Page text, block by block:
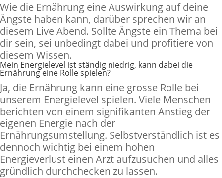
Wie die Ernährung eine Auswirkung auf deine
Ängste haben kann, darüber sprechen wir an
diesem Live Abend. Sollte Ängste ein Thema bei
dir sein, sei unbedingt dabei und profitiere von
diesem Wissen.
Mein Energielevel ist ständig niedrig, kann dabei die
Ernährung eine Rolle spielen?
Ja, die Ernährung kann eine grosse Rolle bei
unserem Energielevel spielen. Viele Menschen
berichten von einem signifikanten Anstieg der
eigenen Energie nach der
Ernährungsumstellung. Selbstverständlich ist es
dennoch wichtig bei einem hohen
Energieverlust einen Arzt aufzusuchen und alles
gründlich durchchecken zu lassen.